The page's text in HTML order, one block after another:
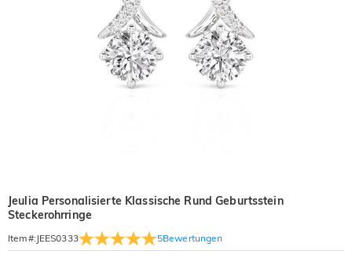
Jeulia Personalisierte Klassische Rund Geburtsstein
Steckerohrringe
Item#: JEES0333 5Bewertungen